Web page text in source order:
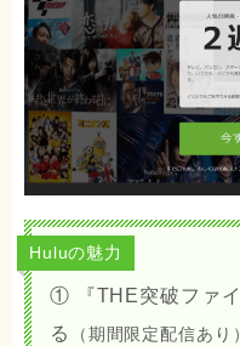
Huluの魅力
① 『THE突破ファ
る
（期間限定配信あり）